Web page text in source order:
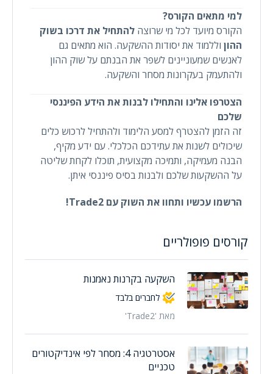
למי מתאים הקורס?
הקורס מיועד לכל מי שרוצה להתחיל את דרכו בשוק
ההון וללמוד את יסודות ההשקעה. הוא מתאים גם
לאנשים שמעוניינים לשפר את הבנתם על שוק ההון
ולהתעמק בעקרונות מסחר והשקעה.
הצטרפו אלינו והתחילו לבנות את הידע הפיננסי
שלכם
זה הזמן להצטרף למסע הלימוד ולהתחיל לרכוש כלים
שיכולים לשנות את עתידכם הכלכלי. עם ידע מקיף,
הבנה מעמיקה, ותמיכה מקצועית, תוכלו לקחת שליטה
על ההשקעות שלכם ולבנות בסיס פיננסי איתן.
הרשמו עכשיו ותחוו את השוק עם Trade2!
קורסים פופולריים
השקעה בקרנות נאמנות
לחברים בלבד
מאת 'Trade2'
אסטרטגיה 4: מסחר לפי אינדיקטורים
טכניים